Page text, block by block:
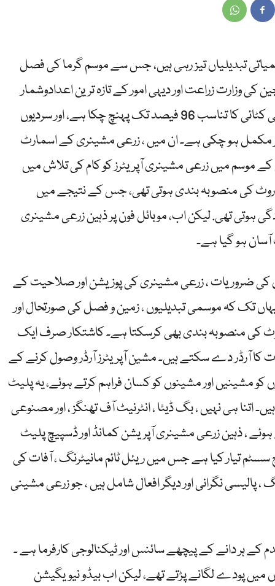
تبدیلیاں تیز رہی ہیں، جس سے موسم گرما کی فصل
وزارت زراعت اور دیہی امور کے تازہ ترین اعدادوشمار
کے مطابق ، 18 جون تک ،موسم گرما کی فصل کی کٹائی کا تناسب 96 فیصد تک پہنچ چکا ہے، اور سردیوں
مکمل ہو چکی ہے۔ ان میں ، زرعی مشینری کے اسمارٹ
موسم میں زرعی مشینری آپریٹرز کو کام کی تلاش میں
روٹ کی منصوبہ بندی ہوتی تھی، جس کے نتیجے میں
ہوتی تھی. لیکن اب، موبائل فون پر ذہین زرعی مشینری
ہو گیا ہے۔
کی ضروریات ، زرعی مشینری کی پوزیشن اور صلاحیت کے
تک کہ موسمی تبدیلیوں ، زمین و فصل کی صورتحال اور
کی منصوبہ بندی بھی کرسکتا ہے۔ کاشتکار صرف ایک
کا آرڈر دے سکتے ہیں۔ مشین آپریٹرز آرڈر وصول کرنے کے
کو مشینیں اور مشینوں کو کسان فراہم کرتے ہوئے، یہ پلیٹ
اتنا ہی نہیں ، بگ ڈیٹا ، انٹرنیٹ آف تھنگز ، اور مصنوعی
، ذہین زرعی مشینری آپریشن کمانڈ اور ڈسپیچ پلیٹ
سسٹم تیار کیا ہے جس میں ریئل ٹائم مانیٹرنگ ، آفات کی
نگرانی اور دیگر افعال شامل ہیں ، جو زرعی مشینی
ہر دانے کے پیچھے سائنس اور ٹیکنالوجی کارفرما ہے ۔
میں پودے لگانے پڑتے تھے، لیکن اب بیڈو نیویگیشن